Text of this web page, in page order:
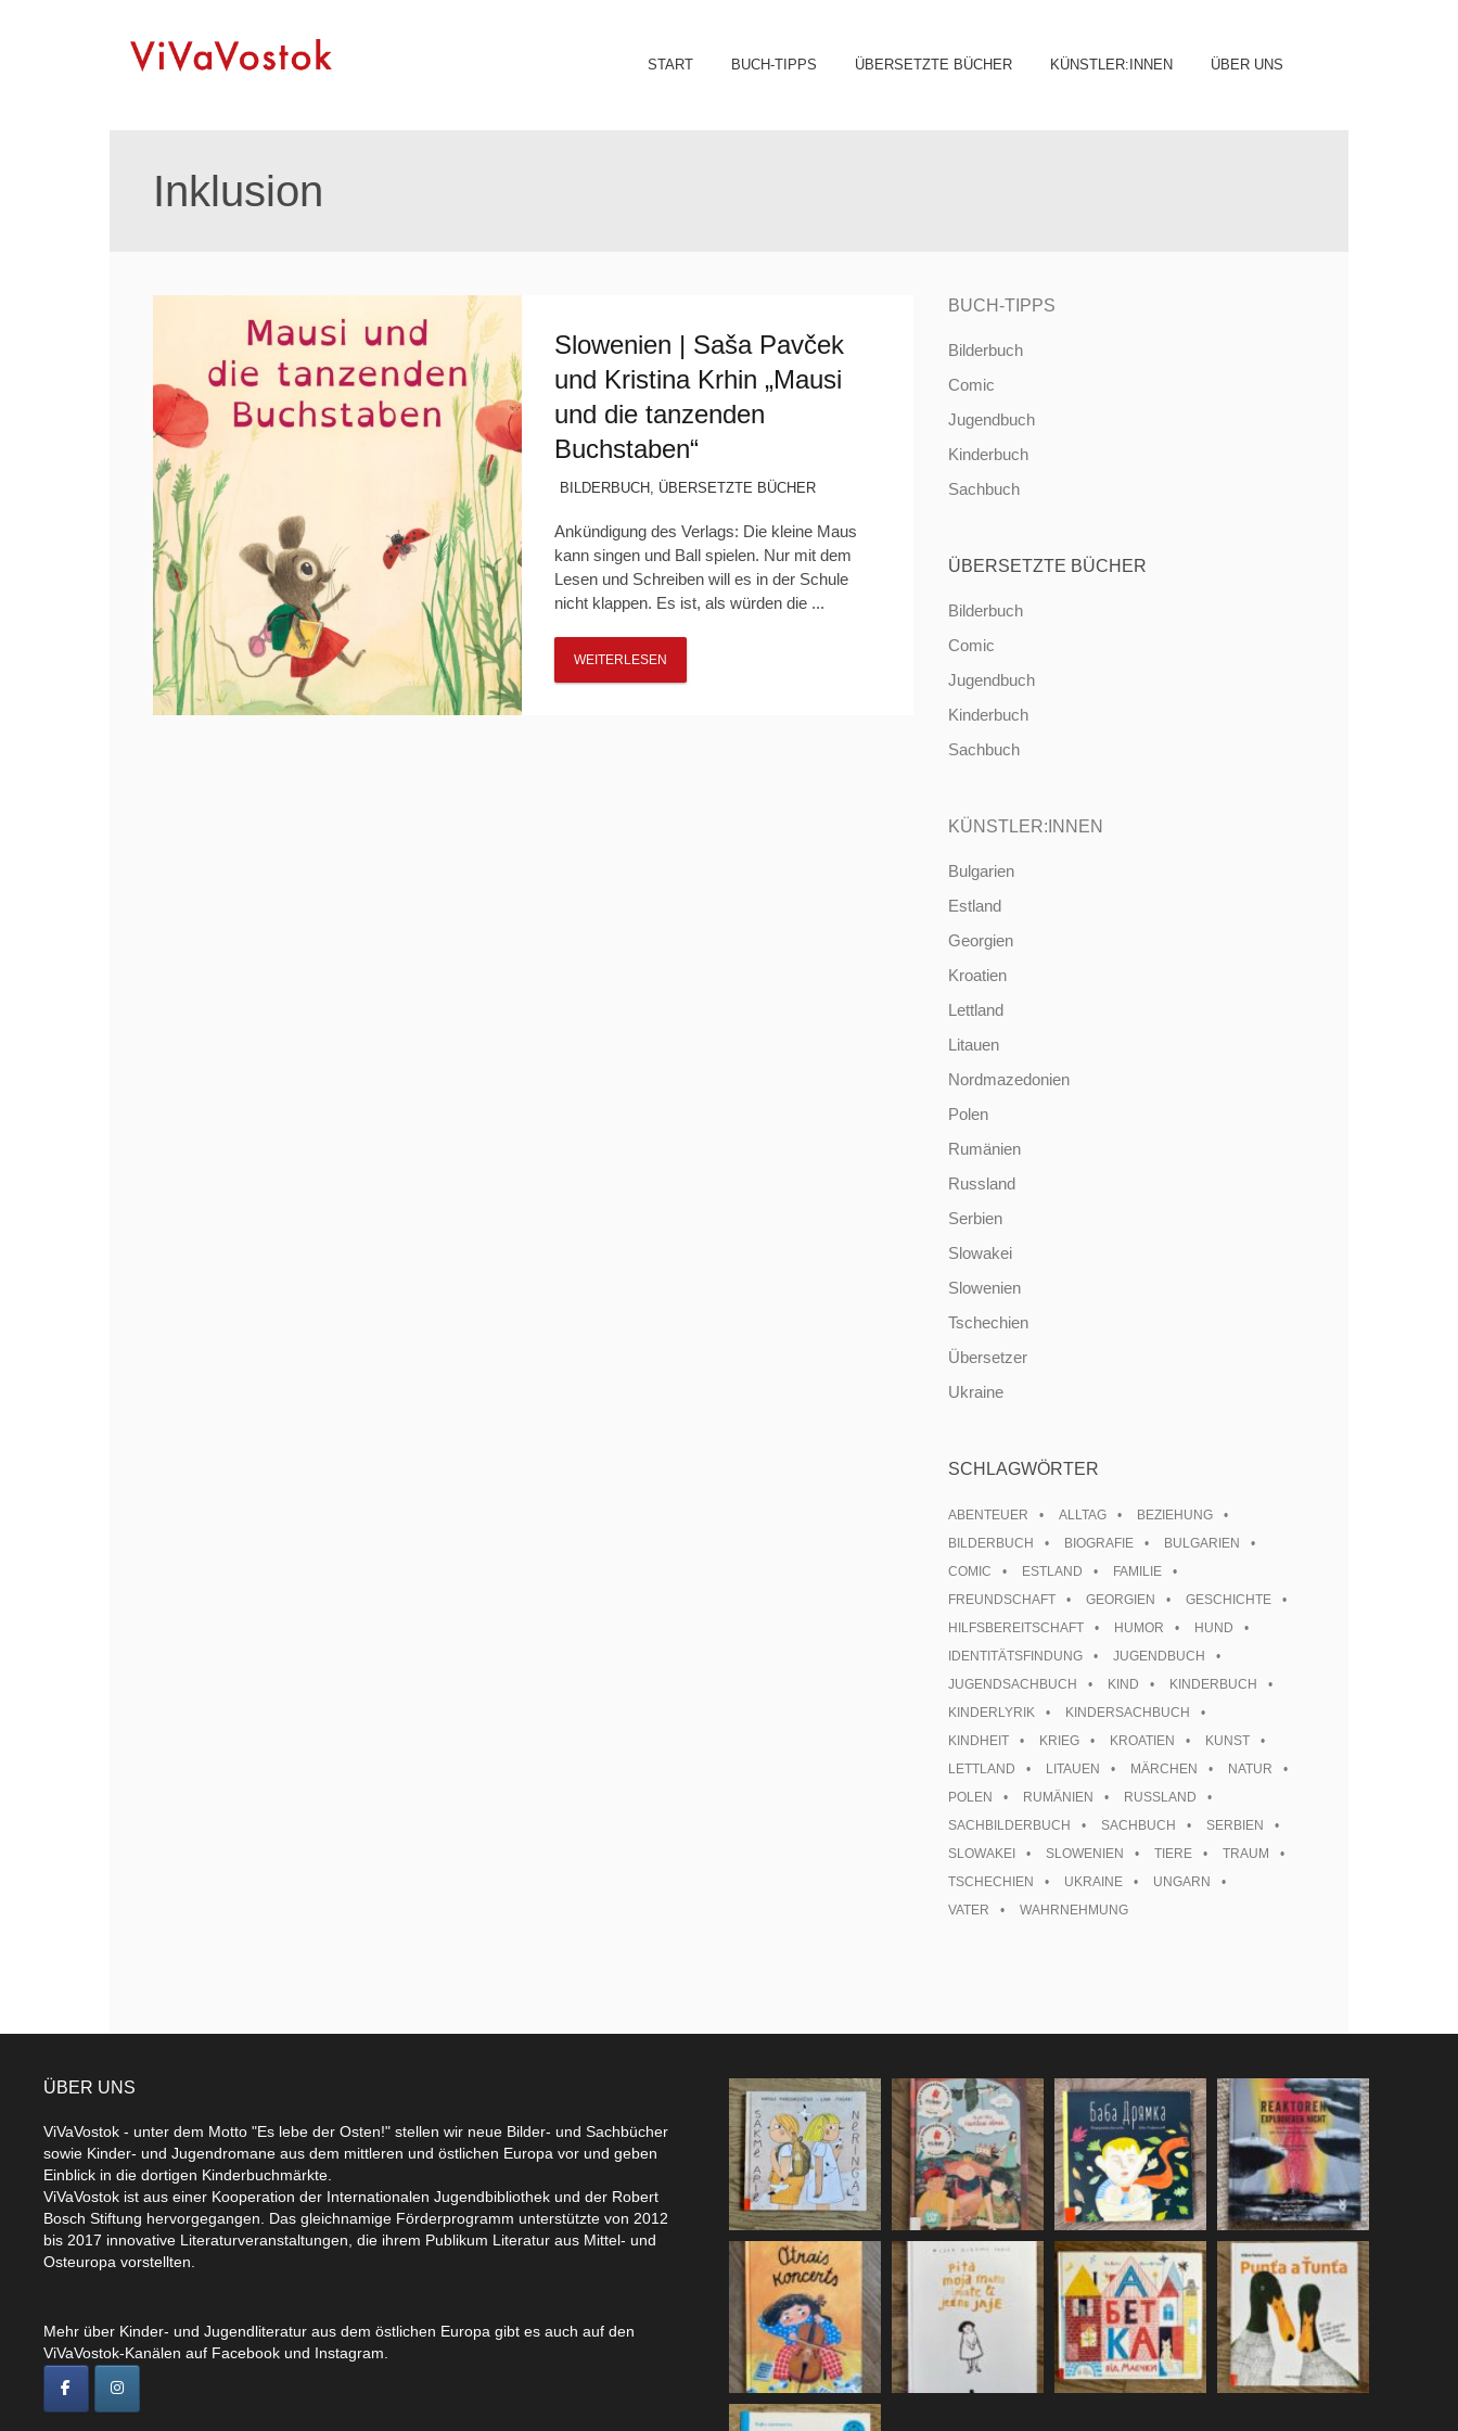
Skip
START BUCH-TIPPS ÜBERSETZTE BÜCHER KÜNSTLER:INNEN ÜBER UNS
Inklusion
Slowenien | Saša Pavček
und Kristina Krhin „Mausi
und die tanzenden
Buchstaben“
BILDERBUCH , ÜBERSETZTE BÜCHER
Ankündigung des Verlags: Die kleine Maus
kann singen und Ball spielen. Nur mit dem
Lesen und Schreiben will es in der Schule
nicht klappen. Es ist, als würden die ...
WEITERLESEN
BUCH-TIPPS
Bilderbuch
Comic
Jugendbuch
Kinderbuch
Sachbuch
ÜBERSETZTE BÜCHER
Bilderbuch
Comic
Jugendbuch
Kinderbuch
Sachbuch
KÜNSTLER:INNEN
Bulgarien
Estland
Georgien
Kroatien
Lettland
Litauen
Nordmazedonien
Polen
Rumänien
Russland
Serbien
Slowakei
Slowenien
Tschechien
Übersetzer
Ukraine
SCHLAGWÖRTER
ABENTEUER ALLTAG
BEZIEHUNG
BILDERBUCH
BIOGRAFIE
BULGARIEN
COMIC
ESTLAND
FAMILIE
FREUNDSCHAFT
GEORGIEN
GESCHICHTE
HILFSBEREITSCHAFT
HUMOR
HUND
IDENTITÄTSFINDUNG
JUGENDBUCH
JUGENDSACHBUCH
KIND
KINDERBUCH
KINDERLYRIK
KINDERSACHBUCH
KINDHEIT
KRIEG KROATIEN
KUNST
LETTLAND
LITAUEN MÄRCHEN
NATUR
POLEN
RUMÄNIEN
RUSSLAND
SACHBILDERBUCH
SACHBUCH
SERBIEN
SLOWAKEI
SLOWENIEN TIERE
TRAUM
TSCHECHIEN
UKRAINE
UNGARN
VATER
WAHRNEHMUNG
ÜBER UNS
ViVaVostok - unter dem Motto "Es lebe der Osten!" stellen wir neue Bilder- und Sachbücher
sowie Kinder- und Jugendromane aus dem mittleren und östlichen Europa vor und geben
Einblick in die dortigen Kinderbuchmärkte.
ViVaVostok ist aus einer Kooperation der Internationalen Jugendbibliothek und der Robert
Bosch Stiftung hervorgegangen. Das gleichnamige Förderprogramm unterstützte von 2012
bis 2017 innovative Literaturveranstaltungen, die ihrem Publikum Literatur aus Mittel- und
Osteuropa vorstellten.
Mehr über Kinder- und Jugendliteratur aus dem östlichen Europa gibt es auch auf den
ViVaVostok-Kanälen auf Facebook und Instagram.